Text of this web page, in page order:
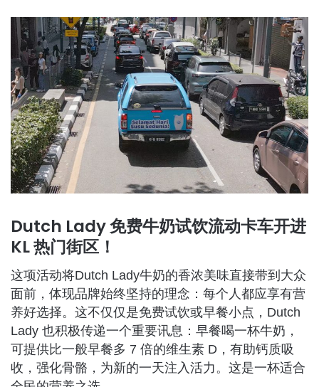
Dutch Lady 免费牛奶试饮流动卡车开进
KL 热门街区！
这项活动将Dutch Lady牛奶的香浓美味直接带到大众
面前，体现品牌始终坚持的理念：每个人都应享有营
养好选择。这不仅仅是免费试饮或早餐小点，Dutch
Lady 也积极传递一个重要讯息：早餐喝一杯牛奶，
可提供比一般早餐多 7 倍的维生素 D，有助钙质吸
收，强化骨骼，为新的一天注入活力。这是一杯适合